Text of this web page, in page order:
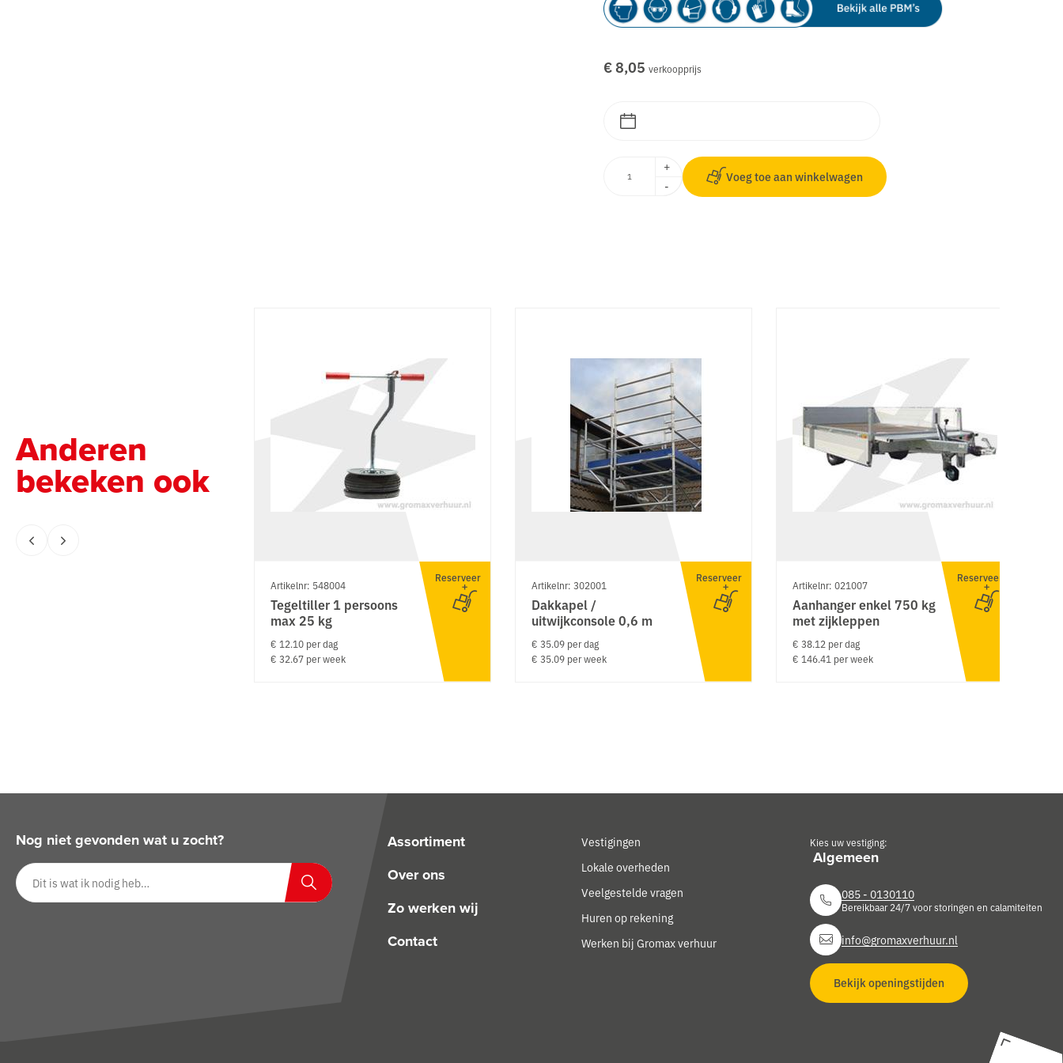
€ 8,05 verkoopprijs
+
-
Voeg toe aan winkelwagen
Anderen
bekeken ook
Artikelnr: 548004
Tegeltiller 1 persoons
max 25 kg
€ 12.10 per dag
€ 32.67 per week
Reserveer
Artikelnr: 302001
Dakkapel /
uitwijkconsole 0,6 m
€ 35.09 per dag
€ 35.09 per week
Reserveer
Artikelnr: 021007
Aanhanger enkel 750 kg
met zijkleppen
€ 38.12 per dag
€ 146.41 per week
Reserveer
Nog niet gevonden wat u zocht?
Zoeken op website
Zoeken
Assortiment
Over ons
Zo werken wij
Contact
Vestigingen
Lokale overheden
Veelgestelde vragen
Huren op rekening
Werken bij Gromax verhuur
Kies uw vestiging:
085 - 0130110
Bereikbaar 24/7 voor storingen en calamiteiten
info@gromaxverhuur.nl
Bekijk openingstijden